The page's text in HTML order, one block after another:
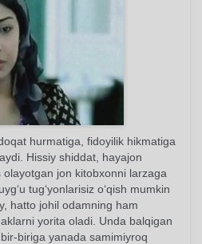
hurmatiga, fidoyilik hikmatiga
Hissiy shiddat, hayajon
olayotgan jon kitobxonni larzaga
tug‘yonlarisiz o‘qish mumkin
hatto johil odamning ham
yorita oladi. Unda balqigan
biriga yanada samimiyroq